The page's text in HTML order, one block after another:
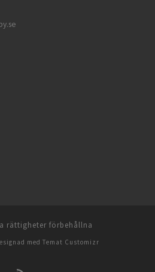
rättigheter förbehållna
med Temat Customizr